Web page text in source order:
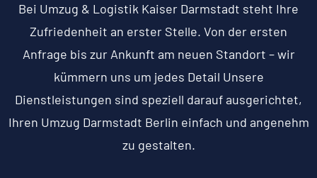
Bei Umzug & Logistik Kaiser Darmstadt steht Ihre
Zufriedenheit an erster Stelle. Von der ersten
Anfrage bis zur Ankunft am neuen Standort – wir
kümmern uns um jedes Detail Unsere
Dienstleistungen sind speziell darauf ausgerichtet,
Ihren Umzug Darmstadt Berlin einfach und angenehm
zu gestalten.